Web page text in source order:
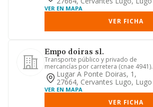
VER EN MAPA
VER FICHA
Empo doiras sl.
Transporte público y privado de
mercancías por carretera (cnae 4941).
transporte público de viajero...
Lugar A Ponte Doiras, 1,
27664, Cervantes Lugo, Lugo
VER EN MAPA
VER FICHA